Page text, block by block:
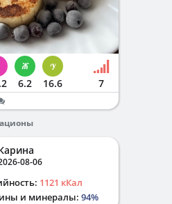
6.2 16.6 7
08-06
1121 кКал
и минералы: 94%